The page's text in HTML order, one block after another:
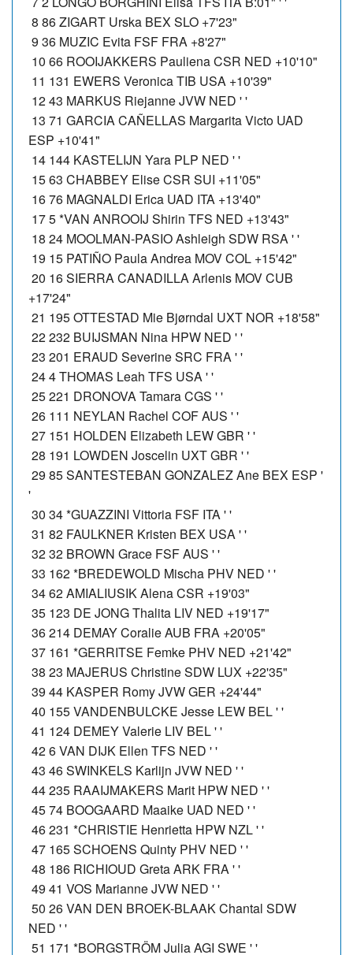
8 86 ZIGART Urska BEX SLO +7'23"
9 36 MUZIC Evita FSF FRA +8'27"
10 66 ROOIJAKKERS Pauliena CSR NED +10'10"
11 131 EWERS Veronica TIB USA +10'39"
12 43 MARKUS Riejanne JVW NED ' '
13 71 GARCIA CAÑELLAS Margarita Victo UAD
ESP +10'41"
14 144 KASTELIJN Yara PLP NED ' '
15 63 CHABBEY Elise CSR SUI +11'05"
16 76 MAGNALDI Erica UAD ITA +13'40"
17 5 *VAN ANROOIJ Shirin TFS NED +13'43"
18 24 MOOLMAN-PASIO Ashleigh SDW RSA ' '
19 15 PATIÑO Paula Andrea MOV COL +15'42"
20 16 SIERRA CANADILLA Arlenis MOV CUB
+17'24"
21 195 OTTESTAD Mie Bjørndal UXT NOR +18'58"
22 232 BUIJSMAN Nina HPW NED ' '
23 201 ERAUD Severine SRC FRA ' '
24 4 THOMAS Leah TFS USA ' '
25 221 DRONOVA Tamara CGS ' '
26 111 NEYLAN Rachel COF AUS ' '
27 151 HOLDEN Elizabeth LEW GBR ' '
28 191 LOWDEN Joscelin UXT GBR ' '
29 85 SANTESTEBAN GONZALEZ Ane BEX ESP '
'
30 34 *GUAZZINI Vittoria FSF ITA ' '
31 82 FAULKNER Kristen BEX USA ' '
32 32 BROWN Grace FSF AUS ' '
33 162 *BREDEWOLD Mischa PHV NED ' '
34 62 AMIALIUSIK Alena CSR +19'03"
35 123 DE JONG Thalita LIV NED +19'17"
36 214 DEMAY Coralie AUB FRA +20'05"
37 161 *GERRITSE Femke PHV NED +21'42"
38 23 MAJERUS Christine SDW LUX +22'35"
39 44 KASPER Romy JVW GER +24'44"
40 155 VANDENBULCKE Jesse LEW BEL ' '
41 124 DEMEY Valerie LIV BEL ' '
42 6 VAN DIJK Ellen TFS NED ' '
43 46 SWINKELS Karlijn JVW NED ' '
44 235 RAAIJMAKERS Marit HPW NED ' '
45 74 BOOGAARD Maaike UAD NED ' '
46 231 *CHRISTIE Henrietta HPW NZL ' '
47 165 SCHOENS Quinty PHV NED ' '
48 186 RICHIOUD Greta ARK FRA ' '
49 41 VOS Marianne JVW NED ' '
50 26 VAN DEN BROEK-BLAAK Chantal SDW
NED ' '
51 171 *BORGSTRÖM Julia AGI SWE ' '